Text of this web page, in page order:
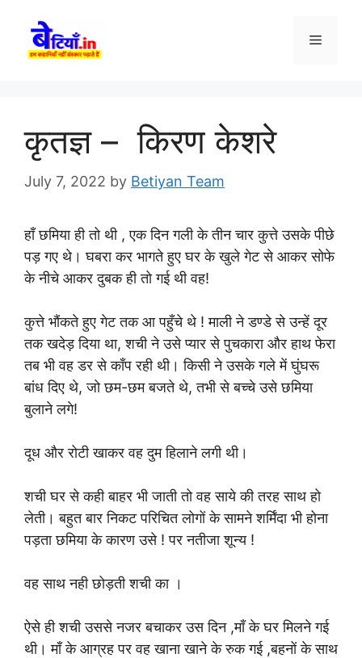
content
Menu
कृतज्ञ – किरण केशरे
July 7, 2022 by Betiyan Team
हाँ छमिया ही तो थी , एक दिन गली के तीन चार कुत्ते उसके पीछे
पड़ गए थे। घबरा कर भागते हुए घर के खुले गेट से आकर सोफे
के नीचे आकर दुबक ही तो गई थी वह!
कुत्ते भौंकते हुए गेट तक आ पहुँचे थे ! माली ने डण्डे से उन्हें दूर
तक खदेड़ दिया था, शची ने उसे प्यार से पुचकारा और हाथ फेरा
तब भी वह डर से काँप रही थी। किसी ने उसके गले में घुंघरू
बांध दिए थे, जो छम-छम बजते थे, तभी से बच्चे उसे छमिया
बुलाने लगे!
दूध और रोटी खाकर वह दुम हिलाने लगी थी।
शची घर से कही बाहर भी जाती तो वह साये की तरह साथ हो
लेती। बहुत बार निकट परिचित लोगों के सामने शर्मिंदा भी होना
पड़ता छमिया के कारण उसे ! पर नतीजा शून्य !
वह साथ नही छोड़ती शची का ।
ऐसे ही शची उससे नजर बचाकर उस दिन ,माँ के घर मिलने गई
थी। माँ के आग्रह पर वह खाना खाने के रुक गई ,बहनों के साथ